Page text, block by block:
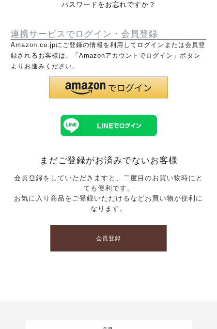
パスワードをお忘れですか？
連携サービスでログイン・会員登録
Amazon.co.jpにご登録の情報を利用してログインまたは会員登
録されるお客様は、「Amazonアカウントでログイン」ボタン
よりお進みください。
まだご登録がお済みでないお客様
会員登録をしていただきますと、二度目のお買い物時にと
ても便利です。
お気に入り商品をご登録いただけるなどお買い物が便利に
なります。
会員登録